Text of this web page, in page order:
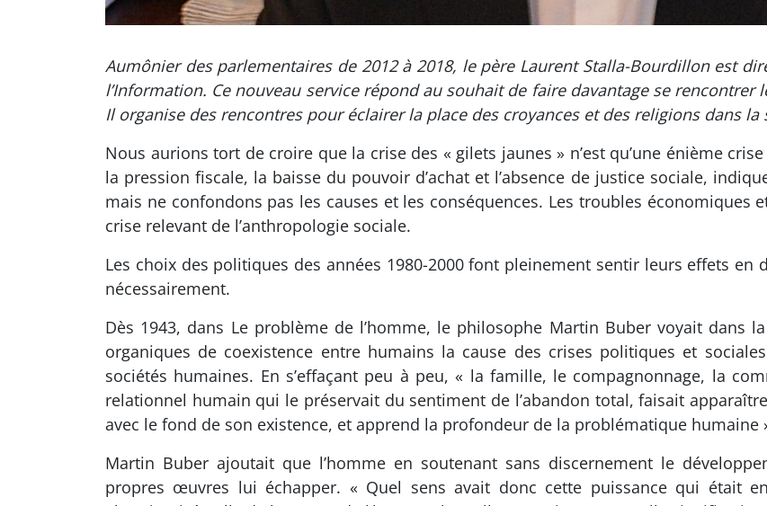
Aumônier des parlementaires de 2012 à 2018, le père Laurent Stalla-Bourdillon est
l’Information. Ce nouveau service répond au souhait de faire davantage se rencontrer
Il organise des rencontres pour éclairer la place des croyances et des religions dans la
Nous aurions tort de croire que la crise des « gilets jaunes » n’est qu’une énième
la pression fiscale, la baisse du pouvoir d’achat et l’absence de justice sociale,
mais ne confondons pas les causes et les conséquences. Les troubles économiques
crise relevant de l’anthropologie sociale.
Les choix des politiques des années 1980-2000 font pleinement sentir leurs effets
nécessairement.
Dès 1943, dans Le problème de l’homme, le philosophe Martin Buber voyait dans
organiques de coexistence entre humains la cause des crises politiques et
sociétés humaines. En s’effaçant peu à peu, « la famille, le compagnonnage, la
relationnel humain qui le préservait du sentiment de l’abandon total, faisait
avec le fond de son existence, et apprend la profondeur de la problématique humaine
Martin Buber ajoutait que l’homme en soutenant sans discernement le
propres œuvres lui échapper. « Quel sens avait donc cette puissance qui était